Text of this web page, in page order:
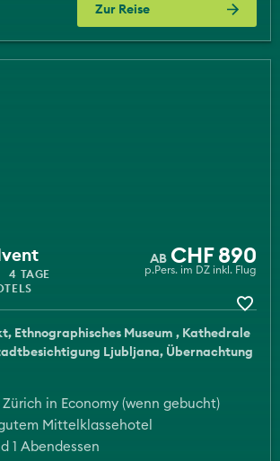
Zur Reise
CHF 890
p.Pers. im DZ inkl. Flug
4 TAGE
Ethnographisches Museum
Kathedrale
Ljubljana Übernachtung
in Economy (wenn gebucht)
Mittelklassehotel
1 Abendessen